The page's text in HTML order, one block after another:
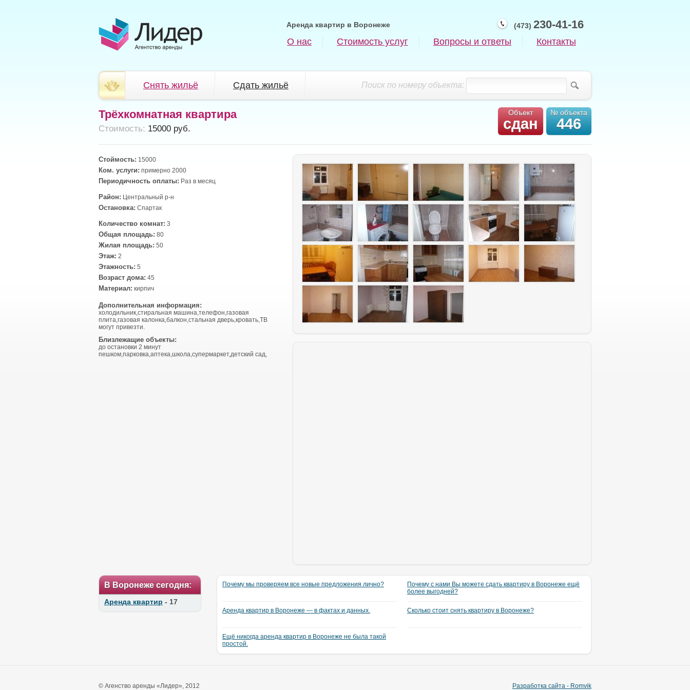
(473) 230-41-16
Аренда квартир в Воронеже
О нас Стоимость услуг Вопросы и ответы Контакты
Поиск по номеру объекта:
Снять жильё Сдать жильё
Объект
сдан
№ объекта
446
Трёхкомнатная квартира
Cтоимость: 15000 руб.
Стоймость: 15000
Ком. услуги: примерно 2000
Периодичность оплаты: Раз в месяц
Район: Центральный р-н
Остановка: Спартак
Количество комнат: 3
Общая площадь: 80
Жилая площадь: 50
Этаж: 2
Этажность: 5
Возраст дома: 45
Материал: кирпич
Дополнительная информация:
холодильник,стиральная машина,телефон,газовая
плита,газовая калонка,балкон,стальная дверь,кровать,ТВ
могут привезти.
Близлежащие объекты:
до остановки 2 минут
пешком,парковка,аптека,школа,супермаркет,детский сад,
В Воронеже сегодня:
Аренда квартир - 17
Почему мы проверяем все новые предложения лично?
Аренда квартир в Воронеже — в фактах и данных.
Ещё никогда аренда квартир в Воронеже не была такой
простой.
Почему с нами Вы можете сдать квартиру в Воронеже ещё
более выгодней?
Сколько стоит снять квартиру в Воронеже?
© Агенство аренды «Лидер», 2012 Разработка сайта - Romvik